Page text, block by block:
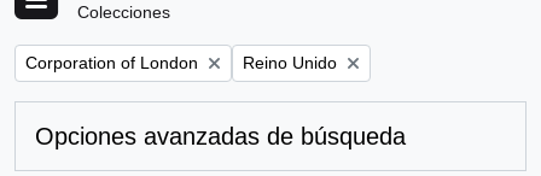
Colecciones
Remove filter:
Corporation of London Remove filter:
Reino Unido
Opciones avanzadas de búsqueda